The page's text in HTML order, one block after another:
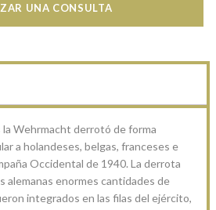
UNA CONSULTA
la Wehrmacht derrotó de forma
a holandeses, belgas, franceses e
Occidental de 1940. La derrota
alemanas enormes cantidades de
integrados en las filas del ejército,